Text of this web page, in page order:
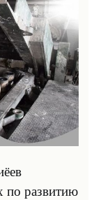
по развитию